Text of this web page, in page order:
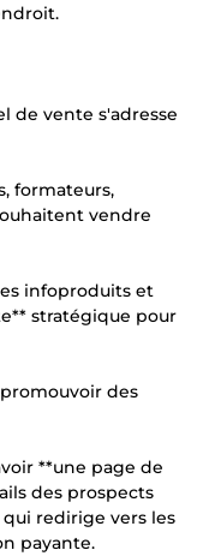
de vente s'adresse
formateurs,
vendre
infoproduits et
stratégique pour
des
**une page de
des prospects
redirige vers les
payante.